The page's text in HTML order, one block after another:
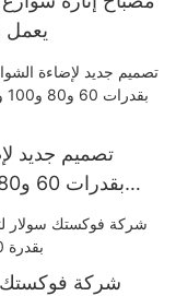
يعمل
تصميم جديد
و100 واط، تعمل بالطاقة الشمسية بتقنية LED
شركة فوكستك